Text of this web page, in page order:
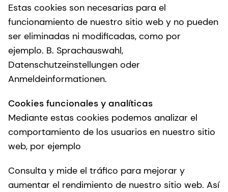
Estas cookies son necesarias para el
funcionamiento de nuestro sitio web y no pueden
ser eliminadas ni modificadas, como por
ejemplo. B. Sprachauswahl,
Datenschutzeinstellungen oder
Anmeldeinformationen.
Cookies funcionales y analíticas
Mediante estas cookies podemos analizar el
comportamiento de los usuarios en nuestro sitio
web, por ejemplo
Consulta y mide el tráfico para mejorar y
aumentar el rendimiento de nuestro sitio web. Así